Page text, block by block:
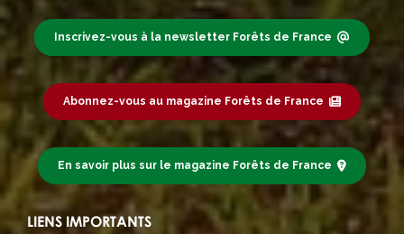
Inscrivez-vous à la newsletter Forêts de France
Abonnez-vous au magazine Forêts de France
En savoir plus sur le magazine Forêts de France
LIENS IMPORTANTS